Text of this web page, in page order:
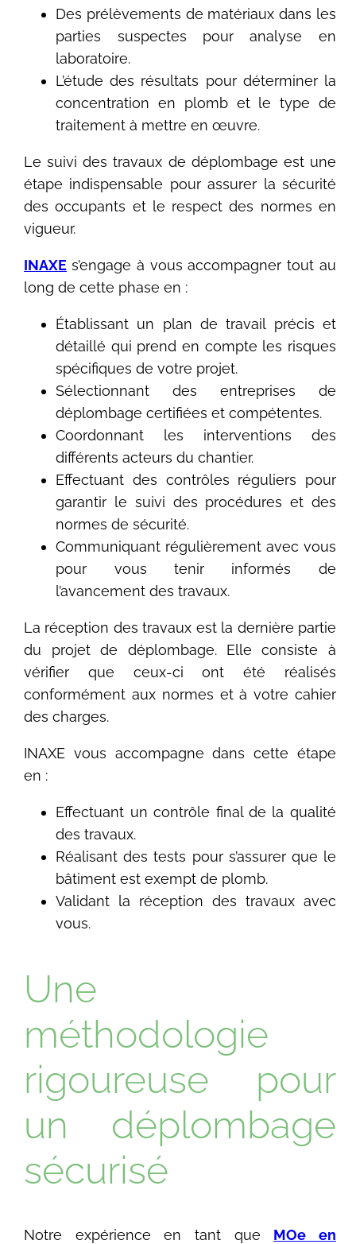
Des prélèvements de matériaux dans les
parties suspectes pour analyse en
laboratoire.
L’étude des résultats pour déterminer la
concentration en plomb et le type de
traitement à mettre en œuvre.
Le suivi des travaux de déplombage est une
étape indispensable pour assurer la sécurité
des occupants et le respect des normes en
vigueur.
INAXE s’engage à vous accompagner tout au
long de cette phase en :
Établissant un plan de travail précis et
détaillé qui prend en compte les risques
spécifiques de votre projet.
Sélectionnant des entreprises de
déplombage certifiées et compétentes.
Coordonnant les interventions des
différents acteurs du chantier.
Effectuant des contrôles réguliers pour
garantir le suivi des procédures et des
normes de sécurité.
Communiquant régulièrement avec vous
pour vous tenir informés de
l’avancement des travaux.
La réception des travaux est la dernière partie
du projet de déplombage. Elle consiste à
vérifier que ceux-ci ont été réalisés
conformément aux normes et à votre cahier
des charges.
INAXE vous accompagne dans cette étape
en :
Effectuant un contrôle final de la qualité
des travaux.
Réalisant des tests pour s’assurer que le
bâtiment est exempt de plomb.
Validant la réception des travaux avec
vous.
Une
méthodologie
rigoureuse pour
un déplombage
sécurisé
Notre expérience en tant que MOe en